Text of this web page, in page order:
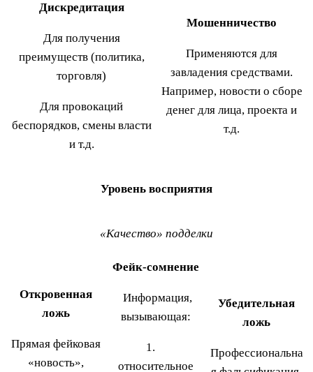
Дискредитация
Для получения
преимуществ (политика,
торговля)
Для провокаций
беспорядков, смены власти
и т.д.
Мошенничество
Применяются для
завладения средствами.
Например, новости о сборе
денег для лица, проекта и
т.д.
Уровень восприятия
«Качество» подделки
Откровенная
ложь
Прямая фейковая
«новость»,
Фейк-сомнение
Информация,
вызывающая:
1.
относительное
Убедительная
ложь
Профессиональна